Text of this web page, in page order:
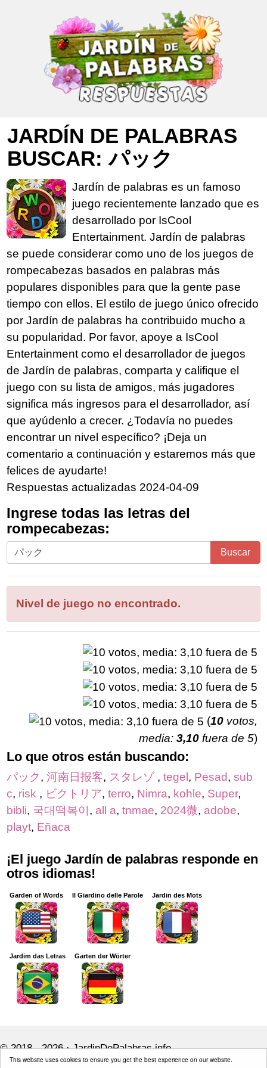
This website uses cookies to ensure you get the best experience on our website.
JARDÍN DE PALABRAS
BUSCAR: パック
Jardín de palabras es un famoso
juego recientemente lanzado que es
desarrollado por IsCool
Entertainment. Jardín de palabras
se puede considerar como uno de los juegos de
rompecabezas basados en palabras más
populares disponibles para que la gente pase
tiempo con ellos. El estilo de juego único ofrecido
por Jardín de palabras ha contribuido mucho a
su popularidad. Por favor, apoye a IsCool
Entertainment como el desarrollador de juegos
de Jardín de palabras, comparta y califique el
juego con su lista de amigos, más jugadores
significa más ingresos para el desarrollador, así
que ayúdenlo a crecer. ¿Todavía no puedes
encontrar un nivel específico? ¡Deja un
comentario a continuación y estaremos más que
felices de ayudarte!
Respuestas actualizadas 2024-04-09
Ingrese todas las letras del
rompecabezas:
Ingrese
todas
letras
rompecabezas:
Buscar
Nivel de juego no encontrado.
(10 votos,
media: 3,10 fuera de 5)
Lo que otros están buscando:
パック, 河南日报客, スタレゾ , tegel , Pesad, sub
c, risk , ビクトリア, terro, Nimra, kohle, Super,
bibli, 국대떡복이 , all a, tnmae, 2024微, adobe,
playt, Eñaca
¡El juego Jardín de palabras responde en
otros idiomas!
Garden of Words Il Giardino delle Parole Jardin des Mots
Jardim das Letras Garten der Wörter
© 2018 - 2026 ·JardinDePalabras.info
JardinDePalabras.info is not affiliated with the applications mentioned on this site.